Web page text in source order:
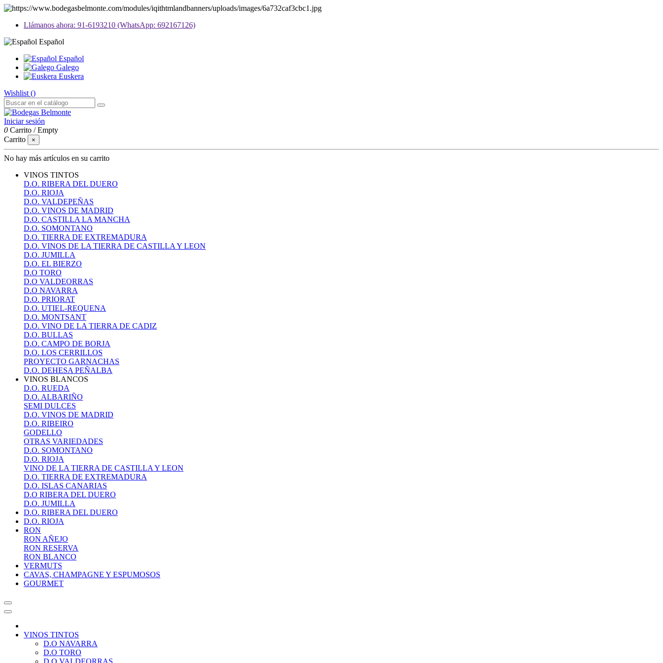
Llámanos ahora: 91-6193210 (WhatsApp: 692167126)
Español
Español
Galego
Euskera
Wishlist ()
Iniciar sesión
0 Carrito /Empty
Carrito
×
No hay más artículos en su carrito
VINOS TINTOS
D.O. RIBERA DEL DUERO
D.O. RIOJA
D.O. VALDEPEÑAS
D.O. VINOS DE MADRID
D.O. CASTILLA LA MANCHA
D.O. SOMONTANO
D.O. TIERRA DE EXTREMADURA
D.O. VINOS DE LA TIERRA DE CASTILLA Y LEON
D.O. JUMILLA
D.O. EL BIERZO
D.O TORO
D.O VALDEORRAS
D.O NAVARRA
D.O. PRIORAT
D.O. UTIEL-REQUENA
D.O. MONTSANT
D.O. VINO DE LA TIERRA DE CADIZ
D.O. BULLAS
D.O. CAMPO DE BORJA
D.O. LOS CERRILLOS
PROYECTO GARNACHAS
D.O. DEHESA PEÑALBA
VINOS BLANCOS
D.O. RUEDA
D.O. ALBARIÑO
SEMI DULCES
D.O. VINOS DE MADRID
D.O. RIBEIRO
GODELLO
OTRAS VARIEDADES
D.O. SOMONTANO
D.O. RIOJA
VINO DE LA TIERRA DE CASTILLA Y LEON
D.O. TIERRA DE EXTREMADURA
D.O. ISLAS CANARIAS
D.O RIBERA DEL DUERO
D.O. JUMILLA
D.O. RIBERA DEL DUERO
D.O. RIOJA
RON
RON AÑEJO
RON RESERVA
RON BLANCO
VERMUTS
CAVAS, CHAMPAGNE Y ESPUMOSOS
GOURMET
VINOS TINTOS
D.O NAVARRA
D.O TORO
D.O VALDEORRAS